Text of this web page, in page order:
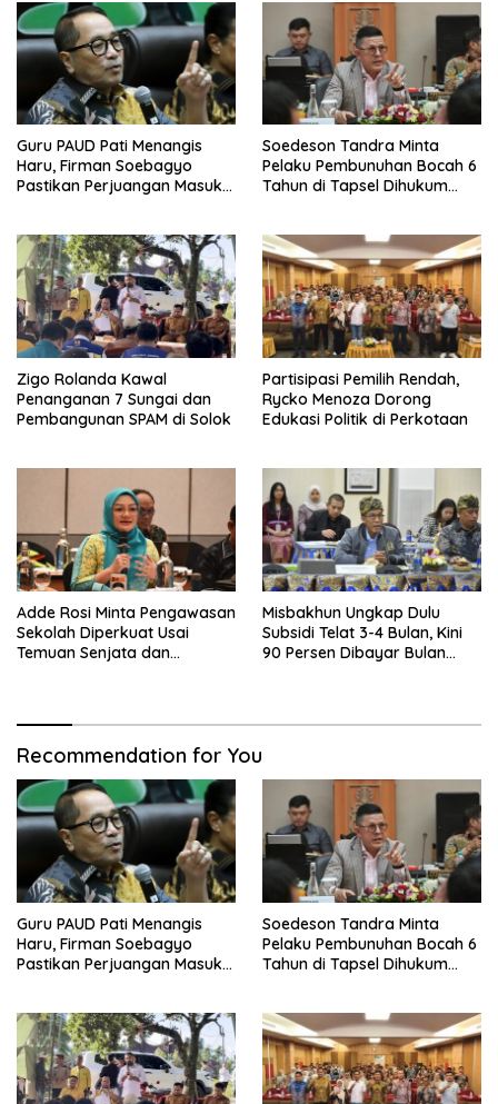
Guru PAUD Pati Menangis
Haru, Firman Soebagyo
Pastikan Perjuangan Masuk
Soedeson Tandra Minta
Pelaku Pembunuhan Bocah 6
Tahun di Tapsel Dihukum
Zigo Rolanda Kawal
Penanganan 7 Sungai dan
Pembangunan SPAM di Solok
Partisipasi Pemilih Rendah,
Rycko Menoza Dorong
Edukasi Politik di Perkotaan
Adde Rosi Minta Pengawasan
Sekolah Diperkuat Usai
Temuan Senjata dan
Misbakhun Ungkap Dulu
Subsidi Telat 3-4 Bulan, Kini
90 Persen Dibayar Bulan
Recommendation for You
Guru PAUD Pati Menangis
Haru, Firman Soebagyo
Pastikan Perjuangan Masuk
Soedeson Tandra Minta
Pelaku Pembunuhan Bocah 6
Tahun di Tapsel Dihukum